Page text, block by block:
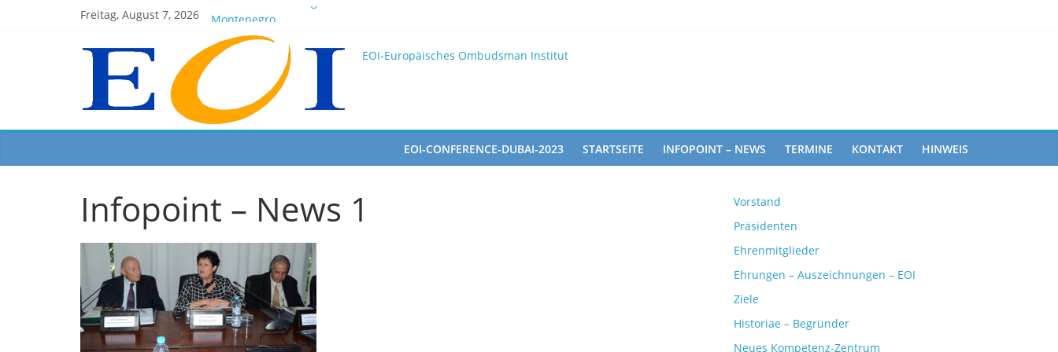
Freitag, August 7, 2026
EOI-BOARD Meeting 04-2025
Montenegro
News for members of the EOI
EOI – General ASSEMBLY 2025 10 28
President Milkov participated in the Doha Conference on Artificial Intelligence and Human Rights
EOI-Europäisches Ombudsman Institut
HINWEIS
KONTAKT
TERMINE
INFOPOINT – NEWS
STARTSEITE
EOI-CONFERENCE-DUBAI-2023
Infopoint – News 1
Vorstand
Präsidenten
Ehrenmitglieder
Ehrungen – Auszeichnungen – EOI
Ziele
Historiae – Begründer
Neues Kompetenz-Zentrum